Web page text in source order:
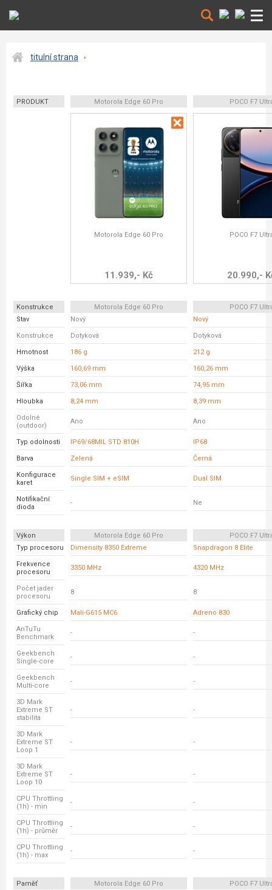
titulní strana
PRODUKT Motorola Edge 60 Pro POCO F7
Motorola Edge 60 Pro
11.939,- Kč
POCO F7
20.990,-
Konstrukce Motorola Edge 60 Pro
POCO F7
Stav
Nový Nový
Konstrukce Dotyková Dotyková
Hmotnost 186 g 212 g
Výška 160,69 mm 160,26 mm
Šířka 73,06 mm 74,95 mm
Hloubka 8,24 mm 8,39 mm
Odolné
(outdoor)
Ano Ano
Typ odolnosti IP69/68MIL STD 810H IP68
Barva Zelená Černá
Konfigurace
karet
Single SIM + eSIM Dual SIM
Notifikační
dioda
- Ne
Výkon Motorola Edge 60 Pro
POCO F7
Typ procesoru
Dimensity 8350 Extreme Snapdragon 8 Elite
Frekvence
procesoru
3350 MHz 4320 MHz
Počet jader
procesoru
8 8
Grafický chip Mali-G615 MC6 Adreno 830
AnTuTu
Benchmark
- -
Geekbench
Single-core
- -
Geekbench
Multi-core
- -
3D Mark
Extreme ST
stabilita
- -
3D Mark
Extreme ST
Loop 1
- -
3D Mark
Extreme ST
Loop 10
- -
CPU Throttling
(1h) - min
- -
CPU Throttling
(1h) - průměr
- -
CPU Throttling
(1h) - max
- -
Paměť Motorola Edge 60 Pro
POCO F7